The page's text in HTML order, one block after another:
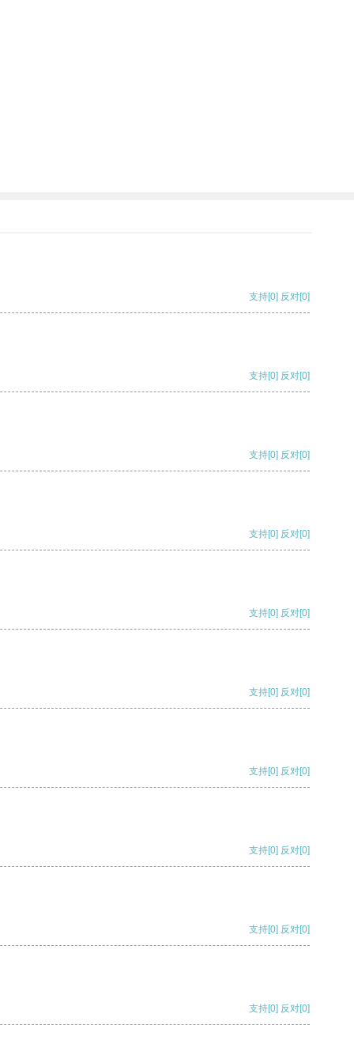
支持[0] 反对[0]
支持[0] 反对[0]
支持[0] 反对[0]
支持[0] 反对[0]
支持[0] 反对[0]
支持[0] 反对[0]
支持[0] 反对[0]
支持[0] 反对[0]
支持[0] 反对[0]
支持[0] 反对[0]